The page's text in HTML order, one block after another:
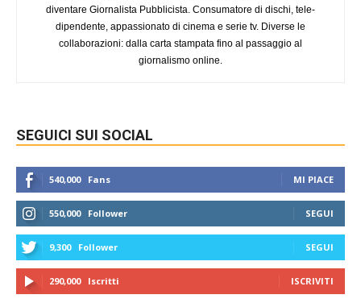
diventare Giornalista Pubblicista. Consumatore di dischi, tele-
dipendente, appassionato di cinema e serie tv. Diverse le
collaborazioni: dalla carta stampata fino al passaggio al
giornalismo online.
SEGUICI SUI SOCIAL
540,000 Fans MI PIACE
550,000 Follower SEGUI
9,300 Follower SEGUI
290,000 Iscritti ISCRIVITI